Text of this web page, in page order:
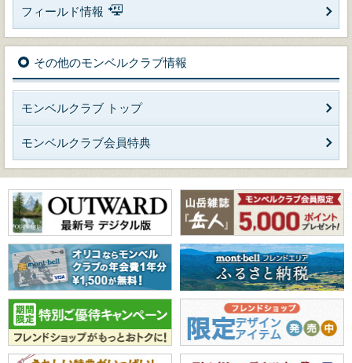
フィールド情報
その他のモンベルクラブ情報
モンベルクラブ トップ
モンベルクラブ会員特典